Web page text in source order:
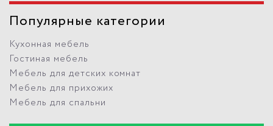
Популярные категории
Кухонная мебель
Гостиная мебель
Мебель для детских комнат
Мебель для прихожих
Мебель для спальни